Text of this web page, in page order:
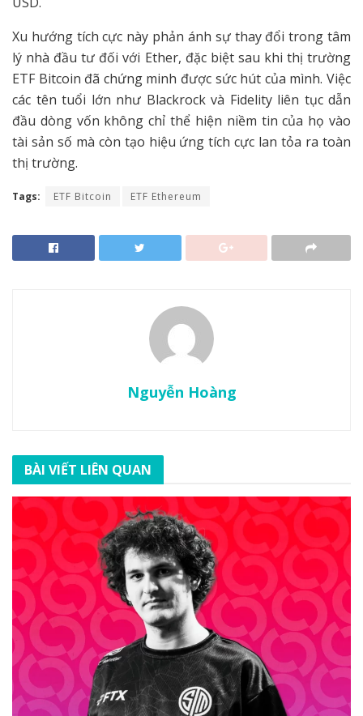
Xu hướng tích cực này phản ánh sự thay đổi trong tâm
lý nhà đầu tư đối với Ether, đặc biệt sau khi thị trường
ETF Bitcoin đã chứng minh được sức hút của mình. Việc
các tên tuổi lớn như Blackrock và Fidelity liên tục dẫn
đầu dòng vốn không chỉ thể hiện niềm tin của họ vào
tài sản số mà còn tạo hiệu ứng tích cực lan tỏa ra toàn
thị trường.
Tags: ETF Bitcoin ETF Ethereum
Nguyễn Hoàng
BÀI VIẾT LIÊN QUAN